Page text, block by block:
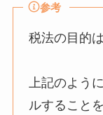
参考
税法の目的
上記のよう
ルすること